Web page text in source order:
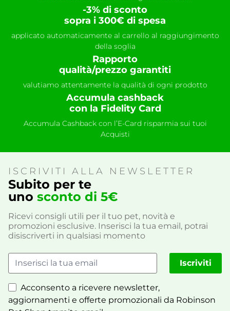
-3% di sconto
sopra i 300€ di spesa
applicato automaticamente al carrello al raggiungimento
della soglia
Rapporto
qualità/prezzo garantiti
valutiamo attentamente la qualità di ogni prodotto
Accumula cashback
con la Fidelity Card
Accumula Cashback con l’E-Card risparmia sui tuoi
Acquisti
ISCRIVITI ALLA NEWSLETTER
Subito per te
uno sconto di 5€
Ricevi consigli utili per il tuo pet, novità e
promozioni esclusive. Inserisci la tua email, potrai
disiscriverti in qualsiasi momento
Acconsento a ricevere newsletter,
aggiornamenti e offerte promozionali da Robinson
Iscriviti